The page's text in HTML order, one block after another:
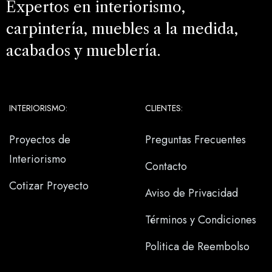
Expertos en interiorismo,
carpintería, muebles a la medida,
acabados y mueblería.
INTERIORISMO:
Proyectos de
Interiorismo
Cotizar Proyecto
CLIENTES:
Preguntas Frecuentes
Contacto
Aviso de Privacidad
Términos y Condiciones
Politica de Reembolso